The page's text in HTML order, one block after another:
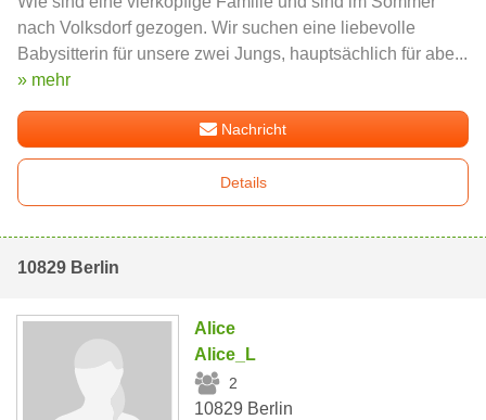
nach Volksdorf gezogen. Wir suchen eine liebevolle
Babysitterin für unsere zwei Jungs, hauptsächlich für abe...
» mehr
Nachricht
Details
10829 Berlin
Alice
Alice_L
2
10829 Berlin